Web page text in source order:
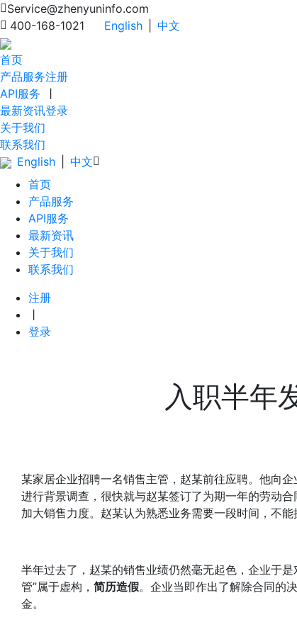
Service@zhenyuninfo.com
400-168-1021
English 中文
首页
产品服务
API服务
最新资讯
关于我们
联系我们
注册
登录
English
中文
首页
产品服务
API服务
最新资讯
关于我们
联系我们
注册
登录
入职半年
某家居企业招聘一名销售主管，赵某前往应聘。他向
进行背景调查，很快就与赵某签订了为期一年的劳动
加大销售力度。赵某认为熟悉业务需要一段时间，不能
半年过去了，赵某的销售业绩仍然毫无起色，企业于
管”属于虚构， 简历造假。企业当即作出了解除合同的
金。